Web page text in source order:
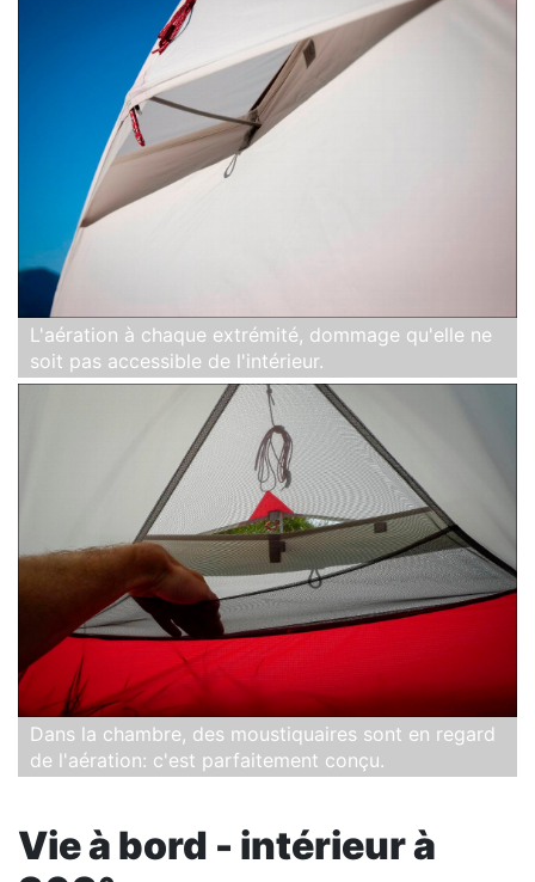
L'aération à chaque extrémité, dommage qu'elle ne
soit pas accessible de l'intérieur.
Dans la chambre, des moustiquaires sont en regard
de l'aération: c'est parfaitement conçu.
Vie à bord - intérieur à